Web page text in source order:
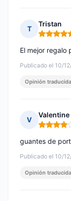
T
Tristan
Nota: 5 de
Publicado el 10/
El mejor regalo
Opinión traducida
V
Valentine
Nota: 4
Publicado el 10/
guantes de
Opinión traducida